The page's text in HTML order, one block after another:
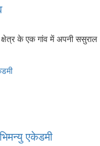
क्षेत्र के एक गांव में अपनी ससुराल
एकेडमी